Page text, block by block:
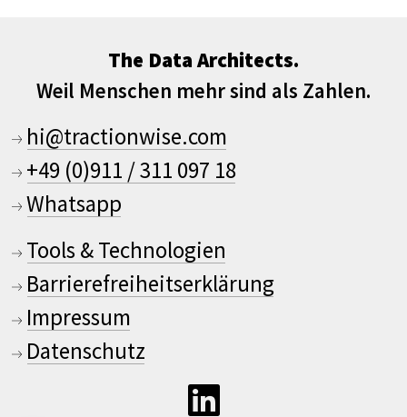
The Data Architects.
Weil Menschen mehr sind als Zahlen.
hi@tractionwise.com
+49 (0)911 / 311 097 18
Whatsapp
Tools & Technologien
Barrierefreiheitserklärung
Impressum
Datenschutz